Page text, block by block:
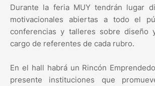
Durante la feria MUY tendrán lugar
motivacionales abiertas a todo el
conferencias y talleres sobre diseño
cargo de referentes de cada rubro.
En el hall habrá un Rincón
presente instituciones que